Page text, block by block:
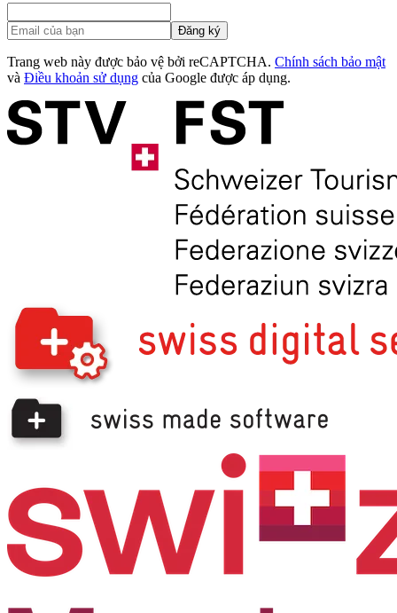
Đăng ký
Trang web này được bảo vệ bởi reCAPTCHA. Chính sách bảo mật
và Điều khoản sử dụng của Google được áp dụng.